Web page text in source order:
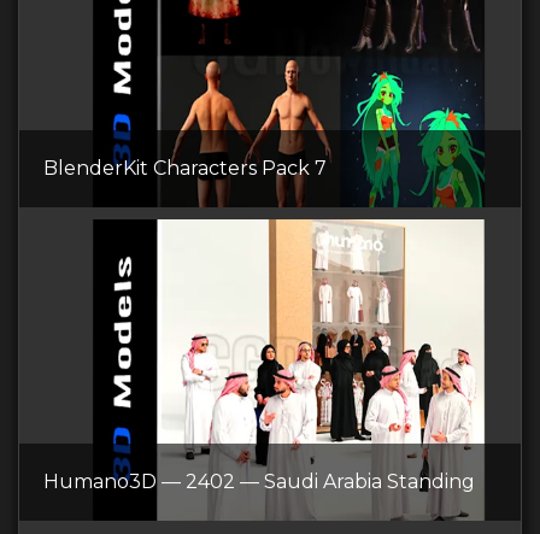
BlenderKit Сharacters Pack 7
Humano3D — 2402 — Saudi Arabia Standing